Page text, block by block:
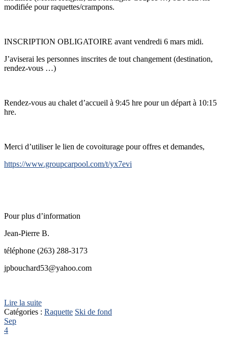
modifiée pour raquettes/crampons.
INSCRIPTION OBLIGATOIRE avant vendredi 6 mars midi.
J’aviserai les personnes inscrites de tout changement (destination,
rendez-vous …)
Rendez-vous au chalet d’accueil à 9:45 hre pour un départ à 10:15
hre.
Merci d’utiliser le lien de covoiturage pour offres et demandes,
https://www.groupcarpool.com/t/yx7evi
Pour plus d’information
Jean-Pierre B.
téléphone (263) 288-3173
jpbouchard53@yahoo.com
Lire la suite
Catégories : Raquette Ski de fond
Sep
4